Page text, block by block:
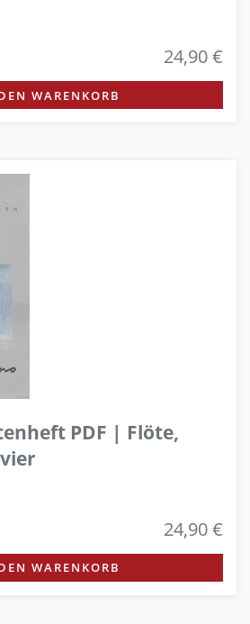
24,90 €
WARENKORB
PDF | Flöte,
24,90 €
WARENKORB